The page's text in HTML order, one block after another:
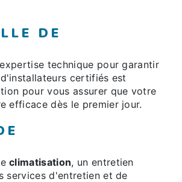
DE
technique pour garantir
certifiés est
pour vous assurer que votre
efficace dès le premier jour.
climatisation, un entretien
services d'entretien et de